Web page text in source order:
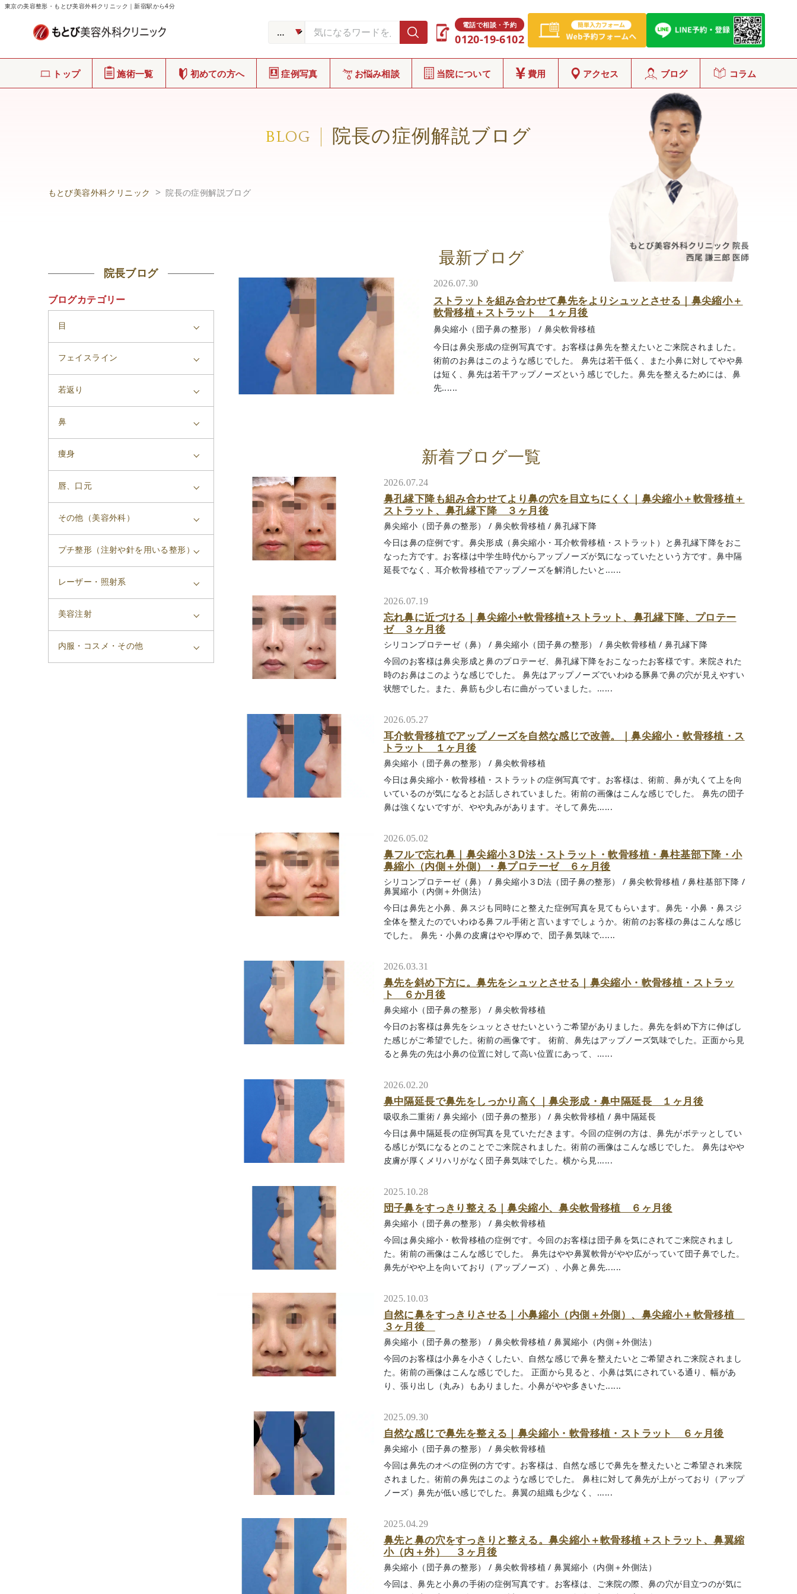
東京の美容整形・もとび美容外科クリニック｜新宿駅から4分
電話で相談・予約
0120-19-6102
トップ 施術一覧 初めての方へ 症例写真 お悩み相談 当院について 費用 アクセス ブログ コラム
BLOG 院長の症例解説ブログ
もとび美容外科クリニック 院長の症例解説ブログ
院長ブログ
ブログカテゴリー
目
フェイスライン
若返り
鼻
痩身
唇、口元
その他（美容外科）
プチ整形（注射や針を用いる整形）
レーザー・照射系
美容注射
内服・コスメ・その他
最新ブログ
2026.07.30
ストラットを組み合わせて鼻先をよりシュッとさせる｜鼻尖縮小＋
軟骨移植＋ストラット １ヶ月後
鼻尖縮小（団子鼻の整形） / 鼻尖軟骨移植
今日は鼻尖形成の症例写真です。お客様は鼻先を整えたいとご来院されました。
術前のお鼻はこのような感じでした。 鼻先は若干低く、また小鼻に対してやや鼻
は短く、鼻先は若干アップノーズという感じでした。鼻先を整えるためには、鼻
先......
新着ブログ一覧
2026.07.24
鼻孔縁下降も組み合わせてより鼻の穴を目立ちにくく｜鼻尖縮小＋軟骨移植＋
ストラット、鼻孔縁下降 ３ヶ月後
鼻尖縮小（団子鼻の整形） / 鼻尖軟骨移植 /鼻孔縁下降
今日は鼻の症例です。鼻尖形成（鼻尖縮小・耳介軟骨移植・ストラット）と鼻孔縁下降をおこ
なった方です。お客様は中学生時代からアップノーズが気になっていたという方です。鼻中隔
延長でなく、耳介軟骨移植でアップノーズを解消したいと......
2026.07.19
忘れ鼻に近づける｜鼻尖縮小+軟骨移植+ストラット、鼻孔縁下降、プロテー
ゼ ３ヶ月後
シリコンプロテーゼ（鼻） / 鼻尖縮小（団子鼻の整形） / 鼻尖軟骨移植 /鼻孔縁下降
今回のお客様は鼻尖形成と鼻のプロテーゼ、鼻孔縁下降をおこなったお客様です。来院された
時のお鼻はこのような感じでした。 鼻先はアップノーズでいわゆる豚鼻で鼻の穴が見えやすい
状態でした。また、鼻筋も少し右に曲がっていました。......
2026.05.27
耳介軟骨移植でアップノーズを自然な感じで改善。｜鼻尖縮小・軟骨移植・ス
トラット １ヶ月後
鼻尖縮小（団子鼻の整形） / 鼻尖軟骨移植
今日は鼻尖縮小・軟骨移植・ストラットの症例写真です。お客様は、術前、鼻が丸くて上を向
いているのが気になるとお話しされていました。術前の画像はこんな感じでした。 鼻先の団子
鼻は強くないですが、やや丸みがあります。そして鼻先......
2026.05.02
鼻フルで忘れ鼻｜鼻尖縮小３D法・ストラット・軟骨移植・鼻柱基部下降・小
鼻縮小（内側＋外側）・鼻プロテーゼ ６ヶ月後
シリコンプロテーゼ（鼻） / 鼻尖縮小３D法（団子鼻の整形） / 鼻尖軟骨移植 /鼻柱基部下降 /
鼻翼縮小（内側＋外側法）
今日は鼻先と小鼻、鼻スジも同時にと整えた症例写真を見てもらいます。鼻先・小鼻・鼻スジ
全体を整えたのでいわゆる鼻フル手術と言いますでしょうか。術前のお客様の鼻はこんな感じ
でした。 鼻先・小鼻の皮膚はやや厚めで、団子鼻気味で......
2026.03.31
鼻先を斜め下方に。鼻先をシュッとさせる｜鼻尖縮小・軟骨移植・ストラッ
ト ６か月後
鼻尖縮小（団子鼻の整形） / 鼻尖軟骨移植
今日のお客様は鼻先をシュッとさせたいというご希望がありました。鼻先を斜め下方に伸ばし
た感じがご希望でした。術前の画像です。 術前、鼻先はアップノーズ気味でした。正面から見
ると鼻先の先は小鼻の位置に対して高い位置にあって、......
2026.02.20
鼻中隔延長で鼻先をしっかり高く｜鼻尖形成・鼻中隔延長 １ヶ月後
吸収糸二重術 /鼻尖縮小（団子鼻の整形） /鼻尖軟骨移植 / 鼻中隔延長
今日は鼻中隔延長の症例写真を見ていただきます。今回の症例の方は、鼻先がボテッとしてい
る感じが気になるとのことでご来院されました。術前の画像はこんな感じでした。 鼻先はやや
皮膚が厚くメリハリがなく団子鼻気味でした。横から見......
2025.10.28
団子鼻をすっきり整える｜鼻尖縮小、鼻尖軟骨移植 ６ヶ月後
鼻尖縮小（団子鼻の整形） / 鼻尖軟骨移植
今回は鼻尖縮小・軟骨移植の症例です。今回のお客様は団子鼻を気にされてご来院されまし
た。術前の画像はこんな感じでした。 鼻先はやや鼻翼軟骨がやや広がっていて団子鼻でした。
鼻先がやや上を向いており（アップノーズ）、小鼻と鼻先......
2025.10.03
自然に鼻をすっきりさせる｜小鼻縮小（内側＋外側）、鼻尖縮小＋軟骨移植
３ヶ月後
鼻尖縮小（団子鼻の整形） / 鼻尖軟骨移植 /鼻翼縮小（内側＋外側法）
今回のお客様は小鼻を小さくしたい、自然な感じで鼻を整えたいとご希望されご来院されまし
た。術前の画像はこんな感じでした。 正面から見ると、小鼻は気にされている通り、幅があ
り、張り出し（丸み）もありました。小鼻がやや多きいた......
2025.09.30
自然な感じで鼻先を整える｜鼻尖縮小・軟骨移植・ストラット ６ヶ月後
鼻尖縮小（団子鼻の整形） / 鼻尖軟骨移植
今回は鼻先のオペの症例の方です。お客様は、自然な感じで鼻先を整えたいとご希望され来院
されました。術前の鼻先はこのような感じでした。 鼻柱に対して鼻先が上がっており（アップ
ノーズ）鼻先が低い感じでした。鼻翼の組織も少なく、......
2025.04.29
鼻先と鼻の穴をすっきりと整える。鼻尖縮小＋軟骨移植＋ストラット、鼻翼縮
小（内＋外） ３ヶ月後
鼻尖縮小（団子鼻の整形） / 鼻尖軟骨移植 /鼻翼縮小（内側＋外側法）
今回は、鼻先と小鼻の手術の症例写真です。お客様は、ご来院の際、鼻の穴が目立つのが気に